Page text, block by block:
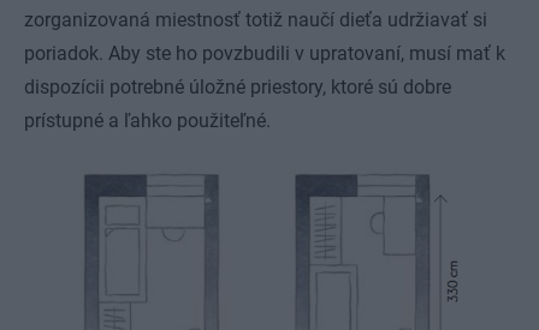
zorganizovaná miestnosť totiž naučí dieťa udržiavať si
poriadok. Aby ste ho povzbudili v upratovaní, musí mať k
dispozícii potrebné úložné priestory, ktoré sú dobre
prístupné a ľahko použiteľné.